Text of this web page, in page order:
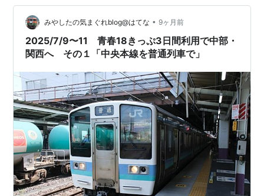
て、写真を撮っちゃった。 Tc’のナンバーも さすが投入
まもないので、すごくきれい。 乗車したら、新車のにお
いがしたよ。 にほんブログ村 ランキング参加中鉄…
みやしたの気まぐれblog@はてな • 9ヶ月前
2025/7/9〜11 青春18きっぷ3日間利用で中部・
関西へ その１「中央本線を普通列車で」